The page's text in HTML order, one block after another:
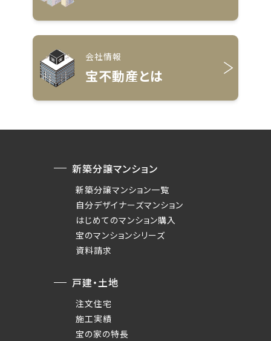
会社情報
宝不動産とは
新築分譲マンション
新築分譲マンション一覧
自分デザイナーズマンション
はじめてのマンション購入
宝のマンションシリーズ
資料請求
戸建・土地
注文住宅
施工実績
宝の家の特長